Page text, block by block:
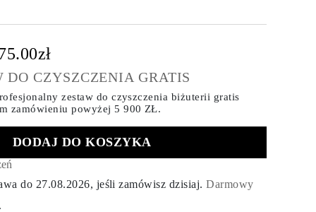
DO CZYSZCZENIA GRATIS
zestaw do czyszczenia biżuterii gratis
zamówieniupowyżej 5 900 ZŁ.
DODAJ DO KOSZYKA
do 27.08.2026, jeśli zamówisz dzisiaj.Darmowy